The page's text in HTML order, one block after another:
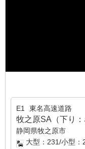
E1 東名高速道路
牧之原SA（下り：
静岡県牧之原市
大型：231/小型：